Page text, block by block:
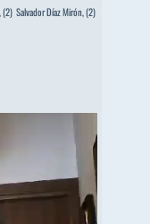
(2) Salvador Díaz Mirón, (2)